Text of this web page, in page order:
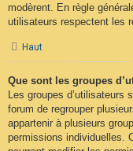
modèrent. En règle
utilisateurs respectent les
Haut
Que sont les groupes
Les groupes d’utilisateurs
forum de regrouper
appartenir à plusieurs
permissions individuelles.